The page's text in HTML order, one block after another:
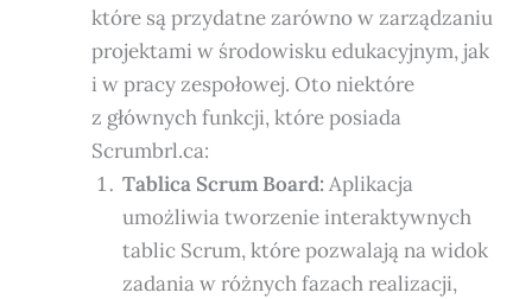
które są przydatne zarówno w zarządzaniu
projektami w środowisku edukacyjnym, jak
i w pracy zespołowej. Oto niektóre
z głównych funkcji, które posiada
Scrumbrl.ca:
Tablica Scrum Board: Aplikacja
umożliwia tworzenie interaktywnych
tablic Scrum, które pozwalają na widok
zadania w różnych fazach realizacji,